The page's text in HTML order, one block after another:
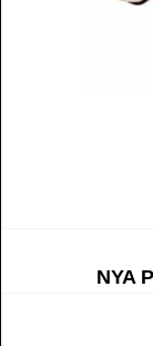
NYA